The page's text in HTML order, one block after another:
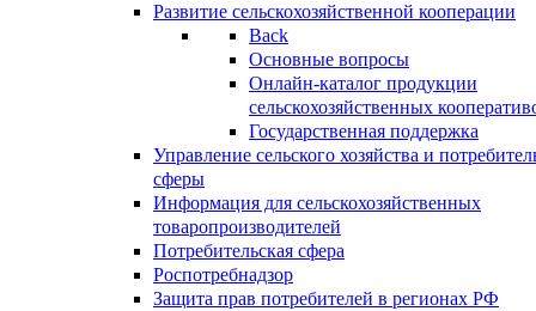
Развитие сельскохозяйственной кооперации
Back
Основные вопросы
Онлайн-каталог продукции
сельскохозяйственных
Государственная поддержка
Управление сельского хозяйства и
сферы
Информация для сельскохозяйственных
товаропроизводителей
Потребительская сфера
Роспотребнадзор
Защита прав потребителей в регионах РФ